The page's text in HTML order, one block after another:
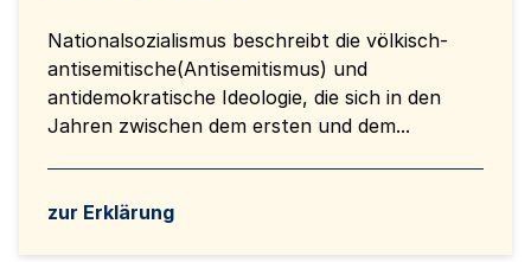
Nationalsozialismus beschreibt die völkisch-
antisemitische(Antisemitismus) und
antidemokratische Ideologie, die sich in den
Jahren zwischen dem ersten und dem...
zur Erklärung